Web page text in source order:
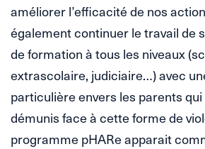
améliorer l’efficacité de nos
également continuer le travail de
de formation à tous les niveaux
extrascolaire, judiciaire…) avec
particulière envers les parents
démunis face à cette forme de
programme pHARe apparait